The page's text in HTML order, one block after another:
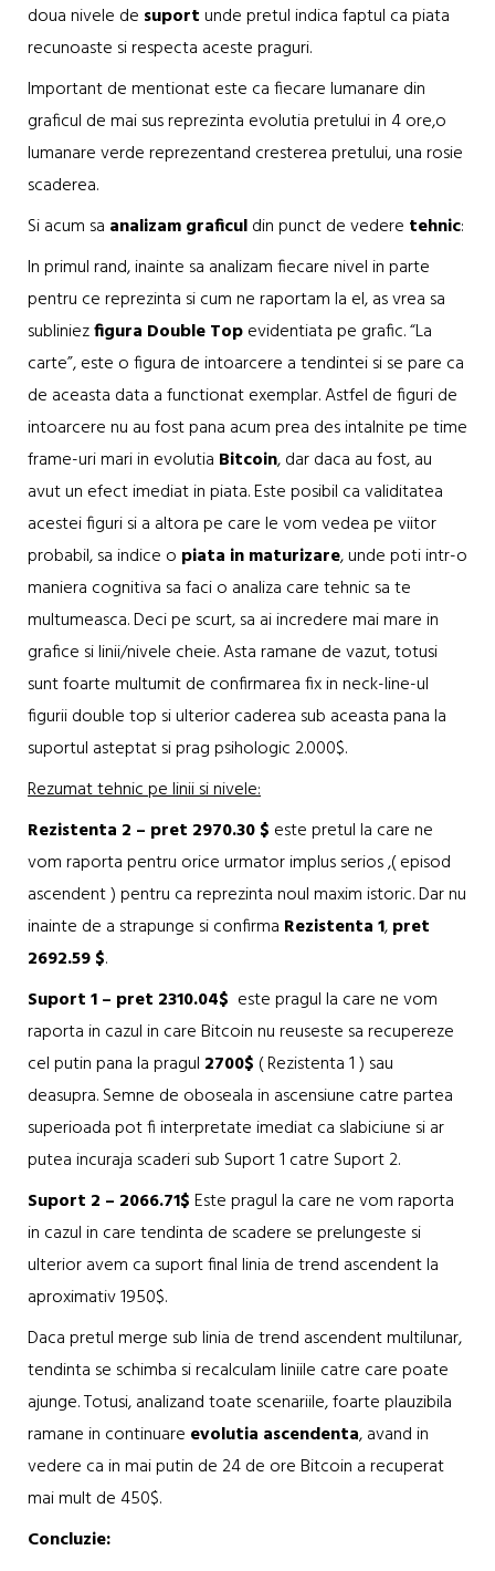
doua nivele de suportunde pretul indica faptul ca piata
recunoaste si respecta aceste praguri.
Important de mentionat este ca fiecare lumanare din
graficul de mai sus reprezinta evolutia pretului in 4 ore,o
lumanare verde reprezentand cresterea pretului, una rosie
scaderea.
Si acum sa analizamgraficuldin punct de vedere tehnic:
In primul rand, inainte sa analizam fiecare nivel in parte
pentru ce reprezinta si cum ne raportam la el, as vrea sa
subliniezfigura Double Topevidentiata pe grafic. “La
carte”, este o figura de intoarcere a tendintei si se pare ca
de aceasta data a functionat exemplar. Astfel de figuri de
intoarcere nu au fost pana acum prea des intalnite pe time
frame-uri mari in evolutia Bitcoin, dar daca au fost, au
avut un efect imediat in piata. Este posibil ca validitatea
acestei figuri si a altora pe care le vom vedea pe viitor
probabil, sa indice o piata in maturizare, unde poti intr-o
maniera cognitiva sa faci o analiza care tehnic sa te
multumeasca. Deci pe scurt, sa ai incredere mai mare in
grafice si linii/nivele cheie. Asta ramane de vazut, totusi
sunt foarte multumit de confirmarea fix in neck-line-ul
figurii double top si ulterior caderea sub aceasta pana la
suportul asteptat si prag psihologic 2.000$.
Rezumat tehnic pe linii si nivele:
Rezistenta 2 – pret 2970.30 $ este pretul la care ne
vom raporta pentru orice urmator implus serios ,( episod
ascendent ) pentru ca reprezinta noul maxim istoric. Dar nu
inainte de a strapunge si confirma Rezistenta 1,pret
2692.59 $.
Suport 1 – pret 2310.04$ este pragul la care ne vom
raporta in cazul in care Bitcoin nu reuseste sa recupereze
cel putin pana la pragul 2700$ ( Rezistenta 1 ) sau
deasupra. Semne de oboseala in ascensiune catre partea
superioada pot fi interpretate imediat ca slabiciune si ar
putea incuraja scaderi sub Suport 1 catre Suport 2.
Suport 2 – 2066.71$Este pragul la care ne vom raporta
in cazul in care tendinta de scadere se prelungeste si
ulterior avem ca suport final linia de trend ascendent la
aproximativ 1950$.
Daca pretul merge sub linia de trend ascendent multilunar,
tendinta se schimba si recalculam liniile catre care poate
ajunge. Totusi, analizand toate scenariile, foarte plauzibila
ramane in continuare evolutia ascendenta, avand in
vedere ca in mai putin de 24 de ore Bitcoin a recuperat
mai mult de 450$.
Concluzie: